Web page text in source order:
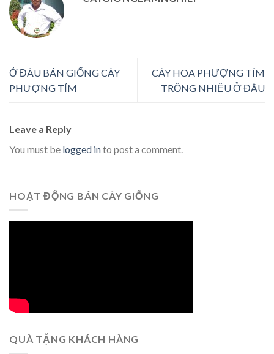
Ở ĐÂU BÁN GIỐNG CÂY
PHƯỢNG TÍM
CÂY HOA PHƯỢNG TÍM
TRỒNG NHIỀU Ở ĐÂU
Leave a Reply
You must be logged into post a comment.
HOẠT ĐỘNG BÁN CÂY GIỐNG
QUÀ TẶNG KHÁCH HÀNG